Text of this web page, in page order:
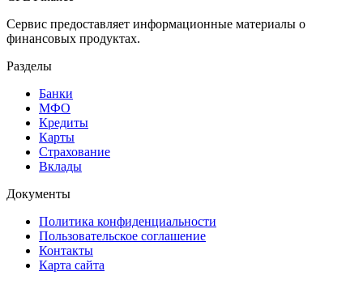
Сервис предоставляет информационные материалы о
финансовых продуктах.
Разделы
Банки
МФО
Кредиты
Карты
Страхование
Вклады
Документы
Политика конфиденциальности
Пользовательское соглашение
Контакты
Карта сайта